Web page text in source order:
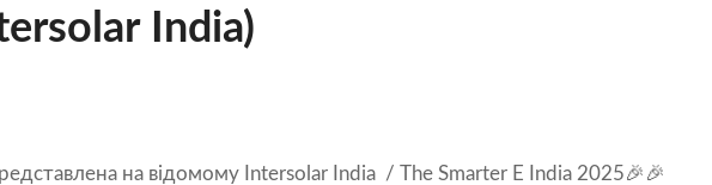
India)
​​на відомому Intersolar India / The Smarter E India 2025🎉🎉